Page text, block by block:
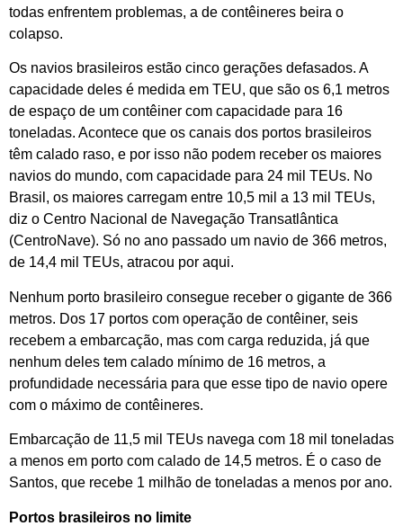
todas enfrentem problemas, a de contêineres beira o
colapso.
Os navios brasileiros estão cinco gerações defasados. A
capacidade deles é medida em TEU, que são os 6,1 metros
de espaço de um contêiner com capacidade para 16
toneladas. Acontece que os canais dos portos brasileiros
têm calado raso, e por isso não podem receber os maiores
navios do mundo, com capacidade para 24 mil TEUs. No
Brasil, os maiores carregam entre 10,5 mil a 13 mil TEUs,
diz o Centro Nacional de Navegação Transatlântica
(CentroNave). Só no ano passado um navio de 366 metros,
de 14,4 mil TEUs, atracou por aqui.
Nenhum porto brasileiro consegue receber o gigante de 366
metros. Dos 17 portos com operação de contêiner, seis
recebem a embarcação, mas com carga reduzida, já que
nenhum deles tem calado mínimo de 16 metros, a
profundidade necessária para que esse tipo de navio opere
com o máximo de contêineres.
Embarcação de 11,5 mil TEUs navega com 18 mil toneladas
a menos em porto com calado de 14,5 metros. É o caso de
Santos, que recebe 1 milhão de toneladas a menos por ano.
Portos brasileiros no limite